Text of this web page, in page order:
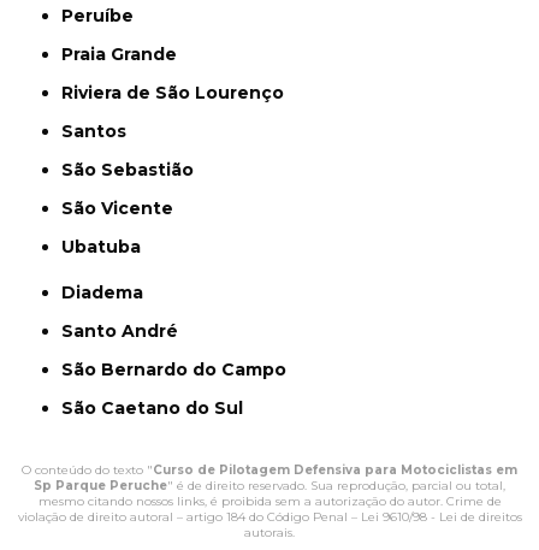
Peruíbe
Praia Grande
Riviera de São Lourenço
Santos
São Sebastião
São Vicente
Ubatuba
Diadema
Santo André
São Bernardo do Campo
São Caetano do Sul
O conteúdo do texto "Curso de Pilotagem Defensiva para Motociclistas em
Sp Parque Peruche" é de direito reservado. Sua reprodução, parcial ou total,
mesmo citando nossos links, é proibida sem a autorização do autor. Crime de
violação de direito autoral – artigo 184 do Código Penal – Lei 9610/98 - Lei de direitos
autorais.